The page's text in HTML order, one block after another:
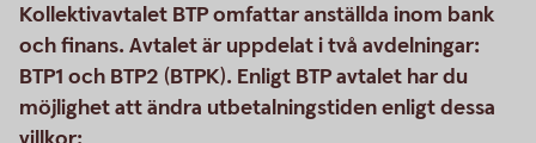
Kollektivavtalet BTP omfattar anställda inom bank
och finans. Avtalet är uppdelat i två avdelningar:
BTP1 och BTP2 (BTPK). Enligt BTP avtalet har du
möjlighet att ändra utbetalningstiden enligt dessa